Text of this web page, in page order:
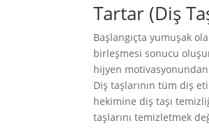
Tartar (Diş
Başlangıçta yumuşak
birleşmesi sonucu
hijyen
Diş taşlarının tüm diş
hekimine diş taşı
taşlarını temizletmek